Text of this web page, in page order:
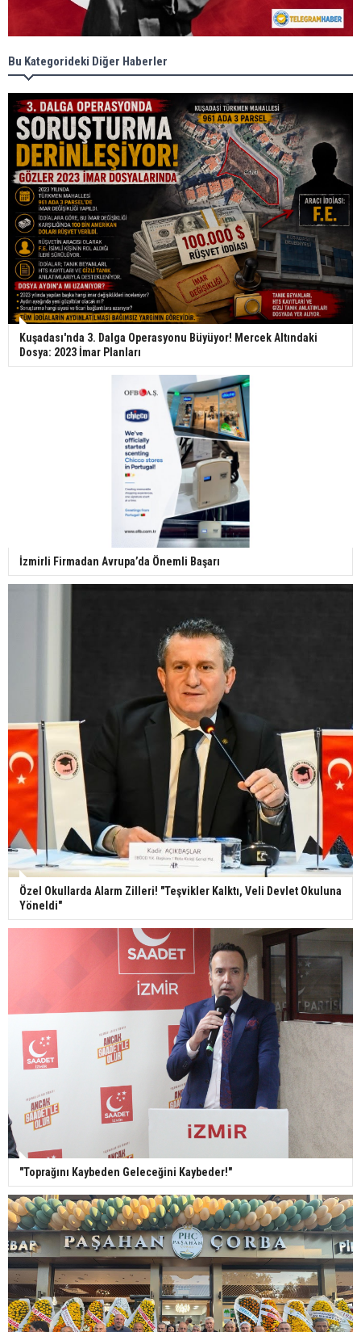
Bu Kategorideki Diğer Haberler
Kuşadası'nda 3. Dalga Operasyonu Büyüyor! Mercek Altındaki
Dosya: 2023 İmar Planları
İzmirli Firmadan Avrupa’da Önemli Başarı
Özel Okullarda Alarm Zilleri! "Teşvikler Kalktı, Veli Devlet Okuluna
Yöneldi"
"Toprağını Kaybeden Geleceğini Kaybeder!"